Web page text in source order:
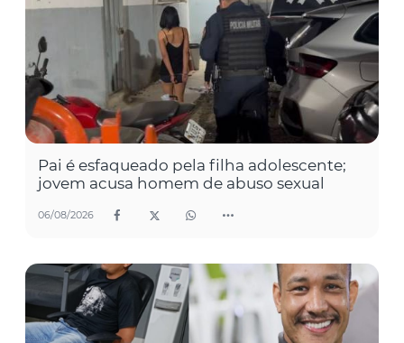
Pai é esfaqueado pela filha adolescente;
jovem acusa homem de abuso sexual
06/08/2026